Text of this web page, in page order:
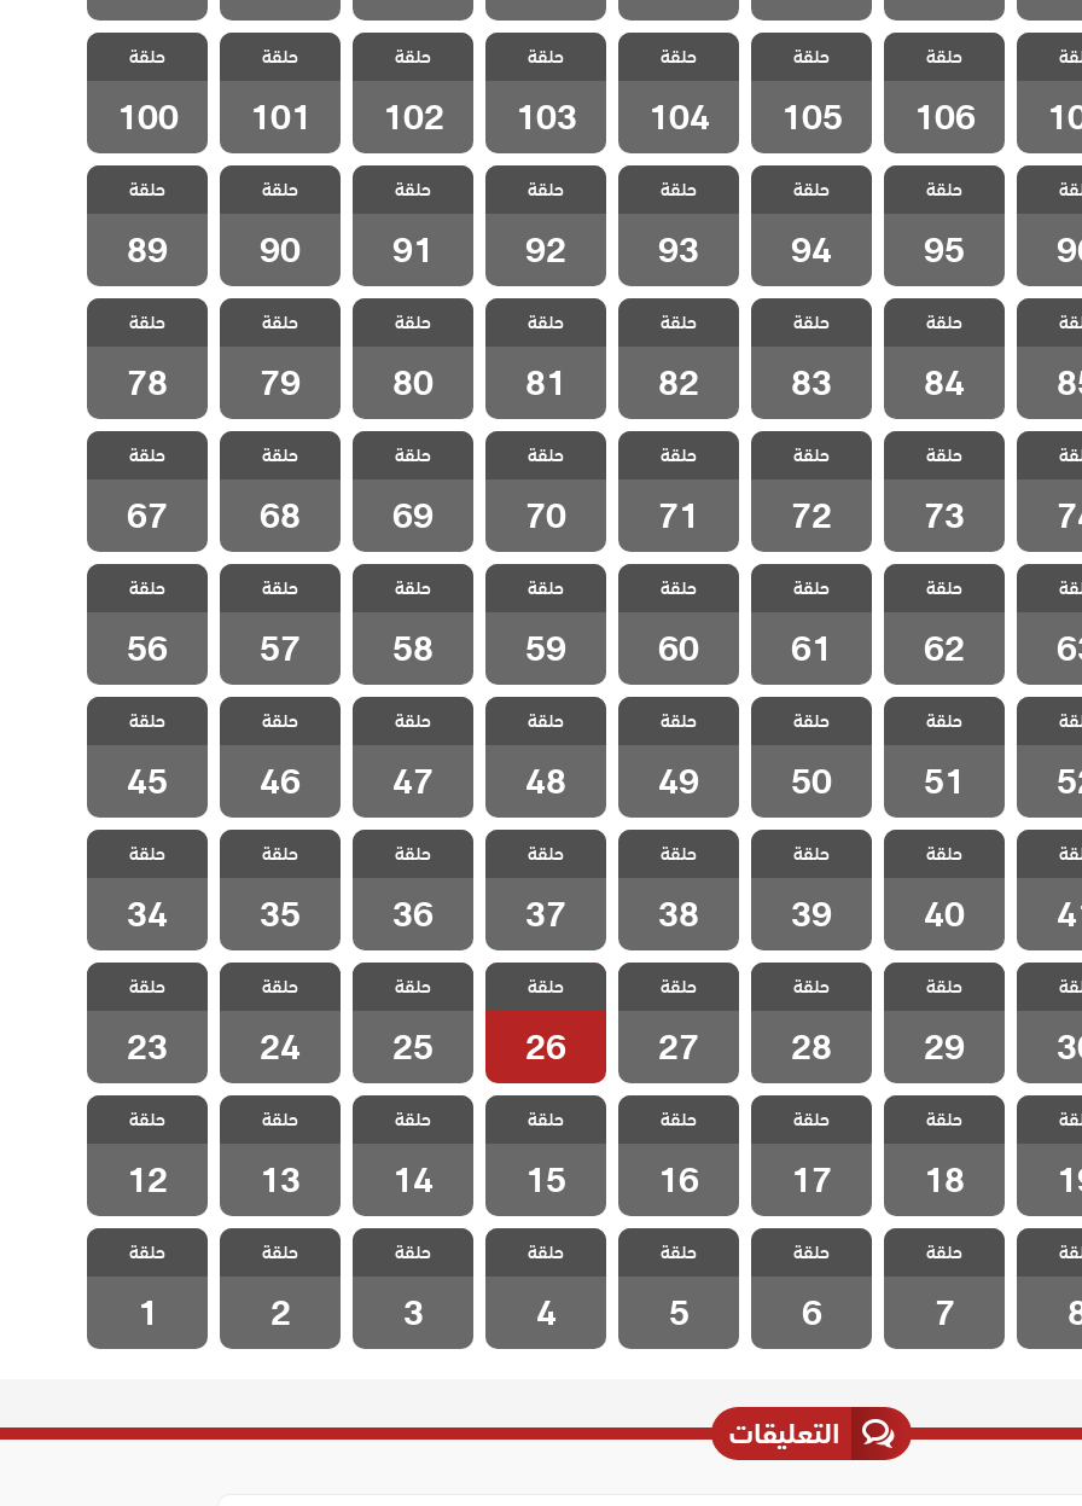
جبل
مسلسل جبل
جونول الحلقة
106
حلقة
106
مسلسل جبل
جونول الحلقة
105
حلقة
105
مسلسل جبل
جونول الحلقة
104
حلقة
104
مسلسل جبل
جونول الحلقة
103
حلقة
103
مسلسل جبل
جونول الحلقة
102
حلقة
102
مسلسل جبل
جونول الحلقة
101
حلقة
101
مسلسل جبل
جونول الحلقة
100
حلقة
100
جبل
مسلسل جبل
جونول الحلقة
95
حلقة
95
مسلسل جبل
جونول الحلقة
94
حلقة
94
مسلسل جبل
جونول الحلقة
93
حلقة
93
مسلسل جبل
جونول الحلقة
92
حلقة
92
مسلسل جبل
جونول الحلقة
91
حلقة
91
مسلسل جبل
جونول الحلقة
90
حلقة
90
مسلسل جبل
جونول الحلقة
89
حلقة
89
جبل
مسلسل جبل
جونول الحلقة
84
حلقة
84
مسلسل جبل
جونول الحلقة
83
حلقة
83
مسلسل جبل
جونول الحلقة
82
حلقة
82
مسلسل جبل
جونول الحلقة
81
حلقة
81
مسلسل جبل
جونول الحلقة
80
حلقة
80
مسلسل جبل
جونول الحلقة
79
حلقة
79
مسلسل جبل
جونول الحلقة
78
حلقة
78
جبل
مسلسل جبل
جونول الحلقة
73
حلقة
73
مسلسل جبل
جونول الحلقة
72
حلقة
72
مسلسل جبل
جونول الحلقة
71
حلقة
71
مسلسل جبل
جونول الحلقة
70
حلقة
70
مسلسل جبل
جونول الحلقة
69
حلقة
69
مسلسل جبل
جونول الحلقة
68
حلقة
68
مسلسل جبل
جونول الحلقة
67
حلقة
67
جبل
مسلسل جبل
جونول الحلقة
62
حلقة
62
مسلسل جبل
جونول الحلقة
61
حلقة
61
مسلسل جبل
جونول الحلقة
60
حلقة
60
مسلسل جبل
جونول الحلقة
59
حلقة
59
مسلسل جبل
جونول الحلقة
58
حلقة
58
مسلسل جبل
جونول الحلقة
57
حلقة
57
مسلسل جبل
جونول الحلقة
56
حلقة
56
جبل
مسلسل جبل
جونول الحلقة
51
حلقة
51
مسلسل جبل
جونول الحلقة
50
حلقة
50
مسلسل جبل
جونول الحلقة
49
حلقة
49
مسلسل جبل
جونول الحلقة
48
حلقة
48
مسلسل جبل
جونول الحلقة
47
حلقة
47
مسلسل جبل
جونول الحلقة
46
حلقة
46
مسلسل جبل
جونول الحلقة
45
حلقة
45
جبل
مسلسل جبل
جونول الحلقة
40
حلقة
40
مسلسل جبل
جونول الحلقة
39
حلقة
39
مسلسل جبل
جونول الحلقة
38
حلقة
38
مسلسل جبل
جونول الحلقة
37
حلقة
37
مسلسل جبل
جونول الحلقة
36
حلقة
36
مسلسل جبل
جونول الحلقة
35
حلقة
35
مسلسل جبل
جونول الحلقة
34
حلقة
34
جبل
مسلسل جبل
جونول الحلقة
29
حلقة
29
مسلسل جبل
جونول الحلقة
28
حلقة
28
مسلسل جبل
جونول الحلقة
27
حلقة
27
مسلسل جبل
جونول الحلقة
26
حلقة
26
مسلسل جبل
جونول الحلقة
25
حلقة
25
مسلسل جبل
جونول الحلقة
24
حلقة
24
مسلسل جبل
جونول الحلقة
23
حلقة
23
جبل
مسلسل جبل
جونول الحلقة
18
حلقة
18
مسلسل جبل
جونول الحلقة
17
حلقة
17
مسلسل جبل
جونول الحلقة
16
حلقة
16
مسلسل جبل
جونول الحلقة
15
حلقة
15
مسلسل جبل
جونول الحلقة
14
حلقة
14
مسلسل جبل
جونول الحلقة
13
حلقة
13
مسلسل جبل
جونول الحلقة
12
حلقة
12
جبل
8
مسلسل جبل
جونول الحلقة 7
حلقة
7
مسلسل جبل
جونول الحلقة 6
حلقة
6
مسلسل جبل
جونول الحلقة 5
حلقة
5
مسلسل جبل
جونول الحلقة 4
حلقة
4
مسلسل جبل
جونول الحلقة 3
حلقة
3
مسلسل جبل
جونول الحلقة 2
حلقة
2
مسلسل جبل
جونول الحلقة 1
حلقة
1
التعليقات